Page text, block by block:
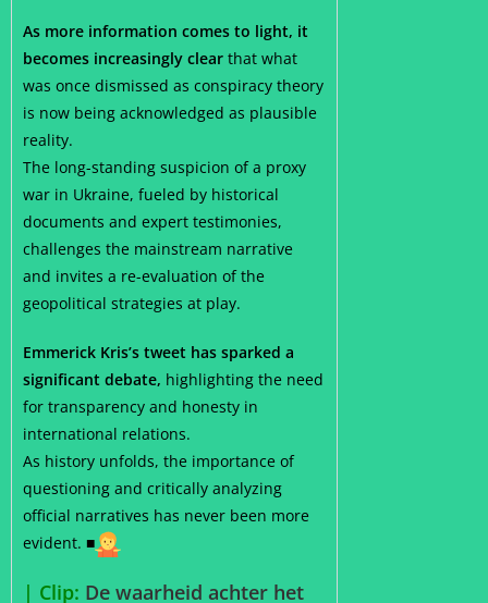
As more information comes to light, it
becomes increasingly clear that what
was once dismissed as conspiracy theory
is now being acknowledged as plausible
reality.
The long-standing suspicion of a proxy
war in Ukraine, fueled by historical
documents and expert testimonies,
challenges the mainstream narrative
and invites a re-evaluation of the
geopolitical strategies at play.
Emmerick Kris’s tweet has sparked a
significant debate, highlighting the need
for transparency and honesty in
international relations.
As history unfolds, the importance of
questioning and critically analyzing
official narratives has never been more
evident. ■
| Clip: De waarheid achter het